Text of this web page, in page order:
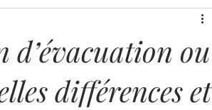
d’évacuation ou
différences et